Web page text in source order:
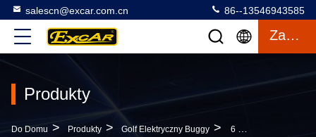
salescn@excar.com.cn 86--13546943585
Zacytować
Produkty
Do Domu > Produkty > Golf Elektryczny Buggy > 6 Przednich + 2 Tylnych Siedzeń Elektryczny Golf Buggy Z Długim Zasięgiem Baterii